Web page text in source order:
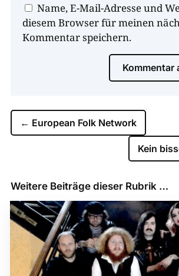
Name, E-Mail-Adresse und
diesem Browser für meinen
Kommentar speichern.
Kommentar
← European Folk Network
Kein
Weitere Beiträge dieser Rubrik …